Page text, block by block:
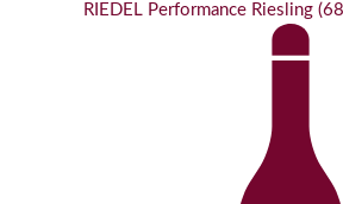
RIEDEL Performance Riesling